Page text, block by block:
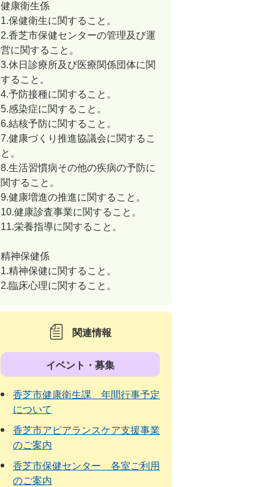
健康衛生係
1.保健衛生に関すること。
2.香芝市保健センターの管理及び運
営に関すること。
3.休日診療所及び医療関係団体に関
すること。
4.予防接種に関すること。
5.感染症に関すること。
6.結核予防に関すること。
7.健康づくり推進協議会に関するこ
と。
8.生活習慣病その他の疾病の予防に
関すること。
9.健康増進の推進に関すること。
10.健康診査事業に関すること。
11.栄養指導に関すること。
精神保健係
1.精神保健に関すること。
2.臨床心理に関すること。
関連情報
イベント・募集
香芝市健康衛生課 年間行事予定
について
香芝市アピアランスケア支援事業
のご案内
香芝市保健センター 各室ご利用
のご案内